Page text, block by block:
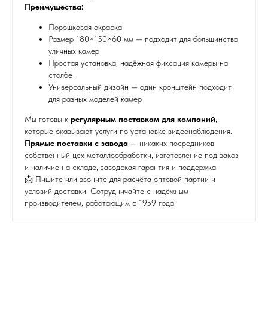
Преимущества:
Порошковая окраска
Размер 180×150×60 мм — подходит для большинства
уличных камер
Простая установка, надёжная фиксация камеры на
столбе
Универсальный дизайн — один кронштейн подходит
для разных моделей камер
Мы готовы к регулярным поставкам для компаний
которые оказывают услуги по установке видеонаблюдения.
Прямые поставки с завода — никаких посредников,
собственный цех металлообработки, изготовление под заказ
и наличие на складе, заводская гарантия и поддержка.
📩 Пишите или звоните для расчёта оптовой партии и
условий доставки. Сотрудничайте с надёжным
производителем, работающим с 1959 года!